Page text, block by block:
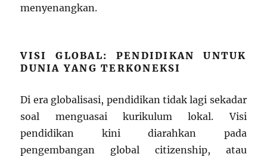
menyenangkan.
VISI GLOBAL: PENDIDIKAN UNTUK
DUNIA YANG TERKONEKSI
Di era globalisasi, pendidikan tidak lagi sekadar
soal menguasai kurikulum lokal. Visi
pendidikan kini diarahkan pada
pengembangan global citizenship, atau